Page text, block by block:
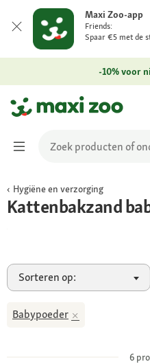
Maxi Zoo-app
Friends:
Spaar €5 met de
-10% voor
Hygiëne en verzorging
Kattenbakzand
Bestel nu
Sorteren op:
Babypoeder
6